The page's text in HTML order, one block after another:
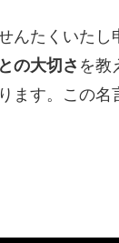
んたくいたし
の大切さ を教
ます。この名